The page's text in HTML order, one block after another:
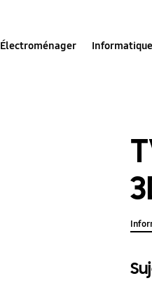
Électroménager